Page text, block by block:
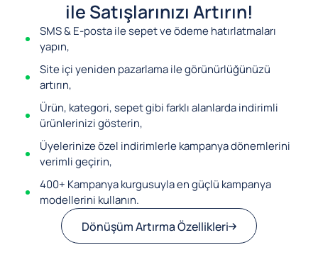
ile Satışlarınızı Artırın!
SMS & E-posta ile sepet ve ödeme hatırlatmaları
yapın,
Site içi yeniden pazarlama ile görünürlüğünüzü
artırın,
Ürün, kategori, sepet gibi farklı alanlarda indirimli
ürünlerinizi gösterin,
Üyelerinize özel indirimlerle kampanya dönemlerini
verimli geçirin,
400+ Kampanya kurgusuyla en güçlü kampanya
modellerini kullanın.
Dönüşüm Artırma Özellikleri